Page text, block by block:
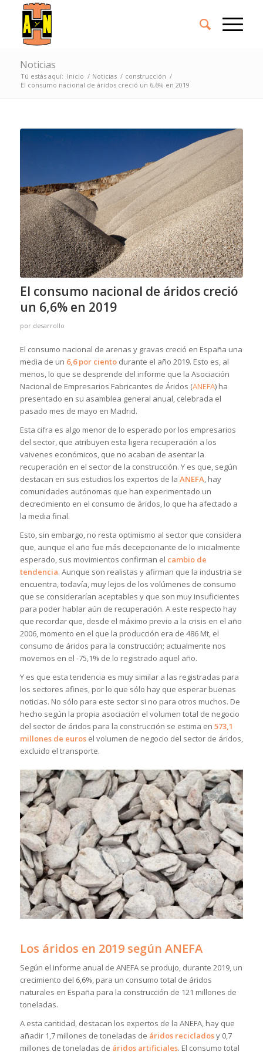
Noticias
Tú estás aquí: Inicio / Noticias / construcción /
El consumo nacional de áridos creció un 6,6% en 2019
El consumo nacional de áridos creció
un 6,6% en 2019
por desarrollo
El consumo nacional de arenas y gravas creció en España una
media de un 6,6 por cientodurante el año 2019. Esto es, al
menos, lo que se desprende del informe que la Asociación
Nacional de Empresarios Fabricantes de Áridos (ANEFA) ha
presentado en su asamblea general anual, celebrada el
pasado mes de mayo en Madrid.
Esta cifra es algo menor de lo esperado por los empresarios
del sector, que atribuyen esta ligera recuperación a los
vaivenes económicos, que no acaban de asentar la
recuperación en el sector de la construcción. Y es que, según
destacan en sus estudios los expertos de la ANEFA, hay
comunidades autónomas que han experimentado un
decrecimiento en el consumo de áridos, lo que ha afectado a
la media final.
Esto, sin embargo, no resta optimismo al sector que considera
que, aunque el año fue más decepcionante de lo inicialmente
esperado, sus movimientos confirman el cambio de
tendencia. Aunque son realistas y afirman que la industria se
encuentra, todavía, muy lejos de los volúmenes de consumo
que se considerarían aceptables y que son muy insuficientes
para poder hablar aún de recuperación. A este respecto hay
que recordar que, desde el máximo previo a la crisis en el año
2006, momento en el que la producción era de 486 Mt, el
consumo de áridos para la construcción; actualmente nos
movemos en el -75,1% de lo registrado aquel año.
Y es que esta tendencia es muy similar a las registradas para
los sectores afines, por lo que sólo hay que esperar buenas
noticias. No sólo para este sector si no para otros muchos. De
hecho según la propia asociación el volumen total de negocio
del sector de áridos para la construcción se estima en 573,1
millones de eurosel volumen de negocio del sector de áridos,
excluido el transporte.
Los áridos en 2019 según ANEFA
Según el informe anual de ANEFA se produjo, durante 2019, un
crecimiento del 6,6%, para un consumo total de áridos
naturales en España para la construcción de 121 millones de
toneladas.
A esta cantidad, destacan los expertos de la ANEFA, hay que
añadir 1,7 millones de toneladas de áridos recicladosy 0,7
millones de toneladas de áridos artificiales. El consumo total